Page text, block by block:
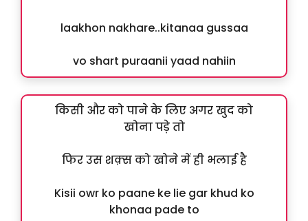
laakhon nakhare..kitanaa gussaa
vo shart puraanii yaad nahiin
किसी और को पाने के लिए अगर खुद को
खोना पड़े तो
फिर उस शक़्स को खोने में ही भलाई है
Kisii owr ko paane ke lie gar khud ko
khonaa pade to